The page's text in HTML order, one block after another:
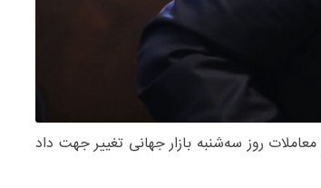
روز سه‌شنبه بازار جهانی تغییر جهت داد